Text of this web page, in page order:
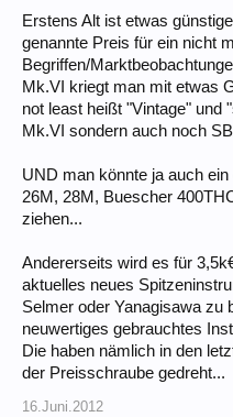
Erstens Alt ist etwas
genannte Preis für ein nicht
Begriffen/
Mk.VI kriegt man mit etwas
not least heißt "Vintage" und
Mk.VI sondern auch noch
UND man könnte ja auch
26M, 28M, Buescher
ziehen...
Andererseits wird es für
aktuelles neues
Selmer oder Yanagisawa zu
neuwertiges gebrauchtes
Die haben nämlich in den
der Preisschraube gedreht...
16.Juni.2012